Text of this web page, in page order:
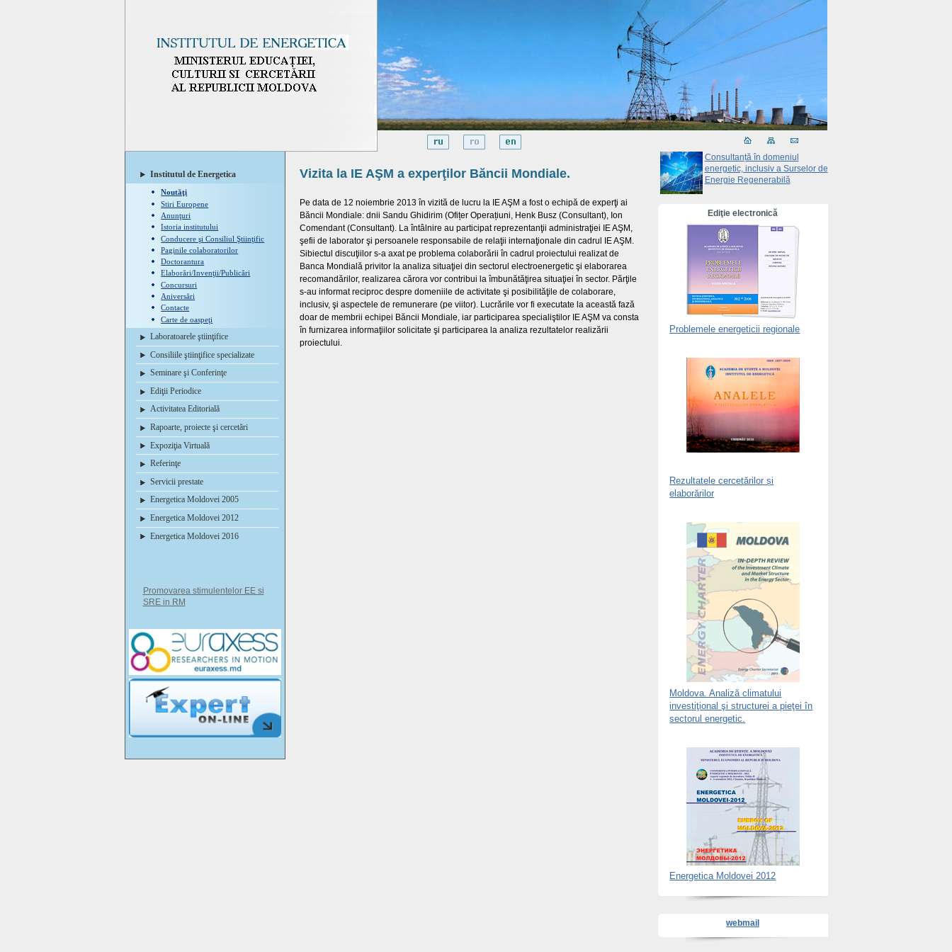
Institutul de Energetica
Noutăţi
Stiri Europene
Anunţuri
Istoria institutului
Conducere şi Consiliul Ştiinţific
Paginile colaboratorilor
Doctorantura
Elaborări/Invenţii/Publicări
Concursuri
Aniversări
Contacte
Carte de oaspeţi
Laboratoarele ştiinţifice
Consiliile ştiinţifice specializate
Seminare şi Conferinţe
Ediţii Periodice
Activitatea Editorială
Rapoarte, proiecte şi cercetări
Expoziţia Virtuală
Referinţe
Servicii prestate
Energetica Moldovei 2005
Energetica Moldovei 2012
Energetica Moldovei 2016
Promovarea stimulentelor EE si
SRE in RM
Vizita la IE AŞM a experţilor Băncii Mondiale.
Pe data de 12 noiembrie 2013 în vizită de lucru la IE AŞM a fost o echipă de experţi ai
Băncii Mondiale: dnii Sandu Ghidirim (Ofițer Operațiuni, Henk Busz (Consultant), Ion
Comendant (Consultant). La întâlnire au participat reprezentanţii administraţiei IE AŞM,
şefii de laborator şi persoanele responsabile de relaţii internaţionale din cadrul IE AŞM.
Sibiectul discuţiilor s-a axat pe problema colaborării în cadrul proiectului realizat de
Banca Mondială privitor la analiza situaţiei din sectorul electroenergetic şi elaborarea
recomandărilor, realizarea cărora vor contribui la îmbunătăţirea situaţiei în sector. Părţile
s-au informat reciproc despre domeniile de activitate şi posibilităţile de colaborare,
inclusiv, şi aspectele de remunerare (pe viitor). Lucrările vor fi executate la această fază
doar de membrii echipei Băncii Mondiale, iar participarea specialiştilor IE AŞM va consta
în furnizarea informaţiilor solicitate şi participarea la analiza rezultatelor realizării
proiectului.
Consultanță în domeniul
energetic, inclusiv a Surselor de
Energie Regenerabilă
Ediţie electronică
Problemele energeticii regionale
Rezultatele cercetărilor și
elaborărilor
Moldova. Analiză climatului
investiţional şi structurei a pieţei în
sectorul energetic.
Energetica Moldovei 2012
webmail